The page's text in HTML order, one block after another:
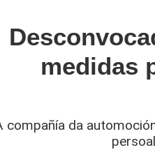
medidas
compañía da